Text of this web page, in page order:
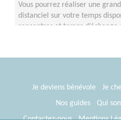
Vous pourrez réaliser une
distanciel sur votre temps
rencontres et temps
Je deviens bénévole
Je
Nos guides
Qui